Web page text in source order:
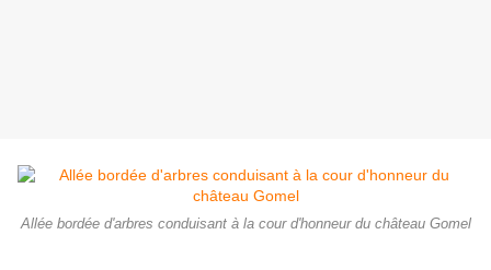
Allée bordée d'arbres conduisant à la cour d'honneur du château Gomel